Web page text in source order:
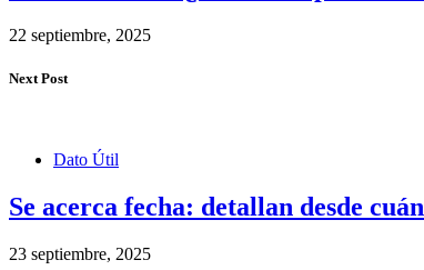
22 septiembre, 2025
Next Post
Dato Útil
Se acerca fecha: detallan desde
23 septiembre, 2025